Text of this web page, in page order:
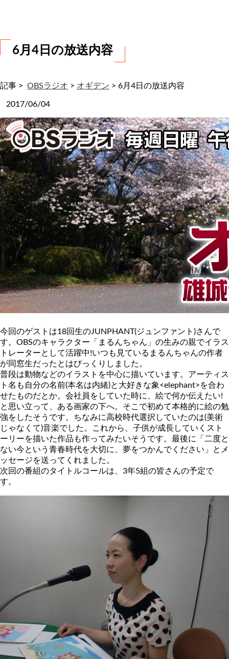
6月4日の放送内容
記事 > OBSラジオ > オギデン > 6月4日の放送内容
2017/06/04
今回のゲストは18回生のJUNPHANT(ジュンファント)さんで
す。OBSのキャラクター「まるんちゃん」の生みの親でイラス
トレーターとして活躍中!いつも見ているまるんちゃんの作者
が同窓生だったとはびっくりしました。
普段は動物などのイラストを中心に描いています。アーティス
ト名も自分の名前(本名は内緒)と大好きな象<elephant>を合わ
せたものだとか。会社員をしていた時に、絵で何か伝えたい!
と思い立って、ある画家の下へ。そこで初めて本格的に絵の勉
強をしたそうです。ちなみに高校時代選択していたのは(美術
じゃなくて)音楽でした。これから、子供が成長していくスト
ーリーを描いた作品も作ってみたいそうです。最後に「二度と
ない今という青春時代を大切に、夢をつかんでください」とメ
ッセージを送ってくれました。
次回の番組のタイトルコールは、3年5組の皆さんの予定で
す。